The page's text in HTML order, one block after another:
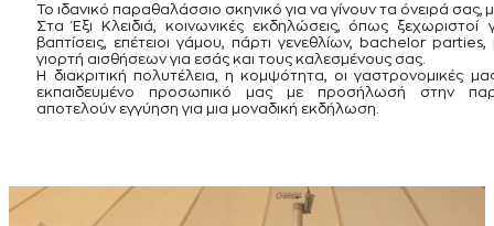
Το ιδανικό παραθαλάσσιο σκηνικό για να γίνουν τα όνειρά σας,
Στα Έξι Κλειδιά, κοινωνικές εκδηλώσεις, όπως ξεχωριστοί
βαπτίσεις, επέτειοι γάμου, πάρτι γενεθλίων, bachelor
γιορτή αισθήσεων για εσάς και τους καλεσμένους σας.
H διακριτική πολυτέλεια, η κομψότητα, οι γαστρονομικές
εκπαιδευμένο προσωπικό μας με προσήλωσή στην
αποτελούν εγγύηση για μια μοναδική εκδήλωση.